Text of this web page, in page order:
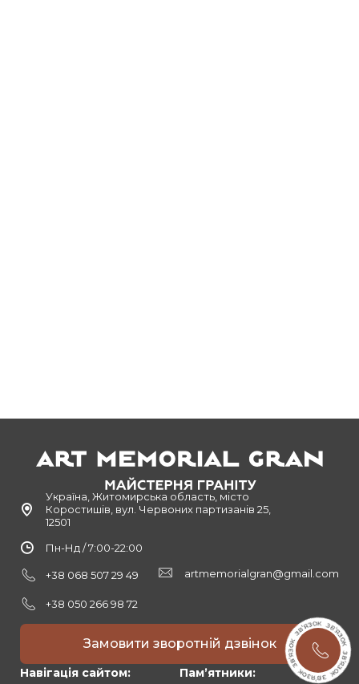
Україна, Житомирська область, місто
Коростишів, вул. Червоних партизанів 25,
12501
Пн-Нд / 7:00-22:00
+38 068 507 29 49
+38 050 266 98 72
artmemorialgran@gmail.com
Замовити зворотній дзвінок
Навігація сайтом: Памʼятники: